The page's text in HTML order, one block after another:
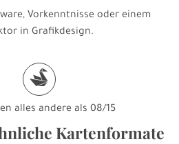
Vorkenntnisse oder einem
in Grafikdesign.
s
alles andere als 08/15
Kartenformate